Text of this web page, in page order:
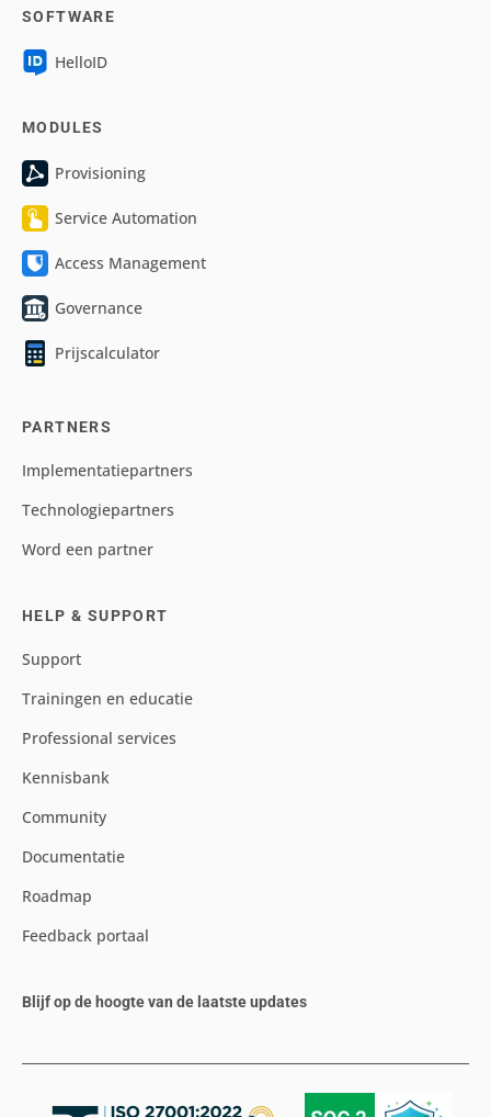
SOFTWARE
HelloID
MODULES
Provisioning
Service Automation
Access Management
Governance
Prijscalculator
PARTNERS
Implementatiepartners
Technologiepartners
Word een partner
HELP & SUPPORT
Support
Trainingen en educatie
Professional services
Kennisbank
Community
Documentatie
Roadmap
Feedback portaal
Blijf op de hoogte van de laatste updates